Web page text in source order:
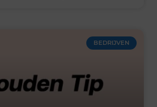
BEDRIJVEN